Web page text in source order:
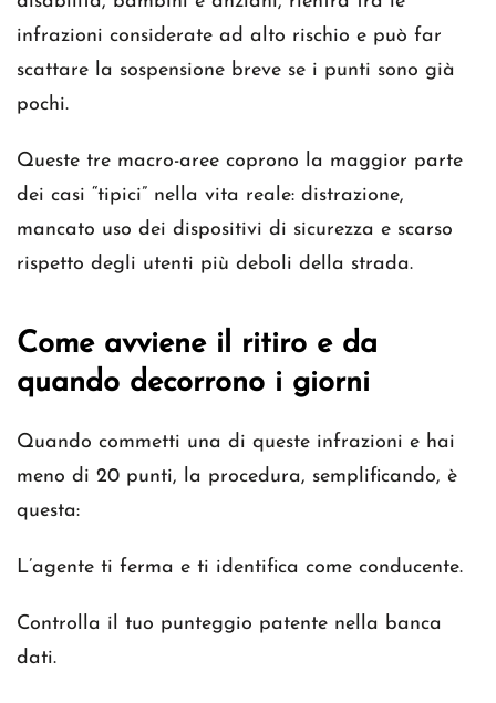
infrazioni considerate ad alto rischio e può far
scattare la sospensione breve se i punti sono già
pochi.
Queste tre macro-aree coprono la maggior parte
dei casi “tipici” nella vita reale: distrazione,
mancato uso dei dispositivi di sicurezza e scarso
rispetto degli utenti più deboli della strada.
Come avviene il ritiro e da
quando decorrono i giorni
Quando commetti una di queste infrazioni e hai
meno di 20 punti, la procedura, semplificando, è
questa:
L’agente ti ferma e ti identifica come conducente.
Controlla il tuo punteggio patente nella banca
dati.